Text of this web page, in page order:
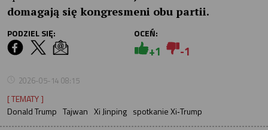
domagają się kongresmeni obu partii.
PODZIEL SIĘ: OCEŃ:
+1 -1
2026-05-14 08:15
[ TEMATY ]
Donald Trump Tajwan Xi Jinping spotkanie Xi‑Trump